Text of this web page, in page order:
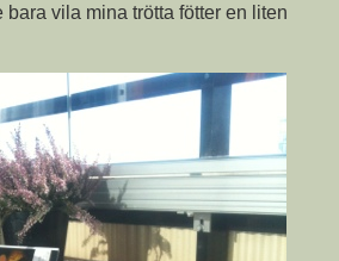
bara vila mina trötta fötter en liten